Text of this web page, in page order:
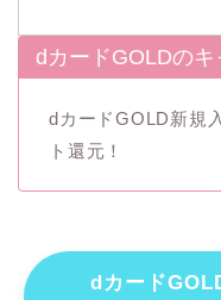
dカードGOLDのキ
dカードGOLD新規
ト還元！
dカード